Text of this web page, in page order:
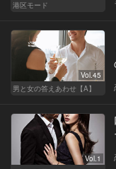
港区モード
Vol.45
男と女の答えあわせ【A】
Vol.1